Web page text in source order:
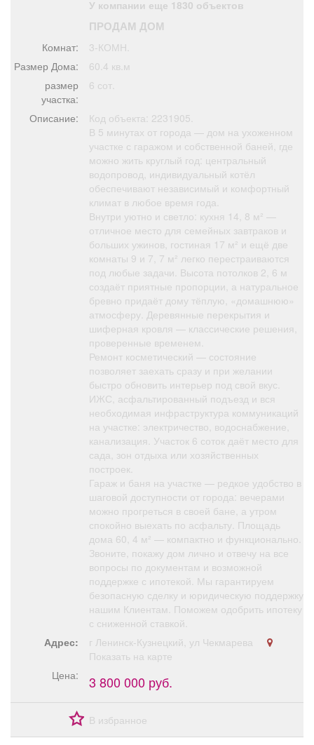
Обучение Проекты
Я - пенсионер
У компании еще 1830 объектов
ПРОДАМ ДОМ
Комнат:
3-КОМН.
Размер Дома:
60.4 кв.м
размер
участка:
6 сот.
Описание:
Код объекта: 2231905.
В 5 минутах от города — дом на ухоженном
участке с гаражом и собственной баней, где
можно жить круглый год: центральный
водопровод, индивидуальный котёл
обеспечивают независимый и комфортный
климат в любое время года.
Внутри уютно и светло: кухня 14, 8 м² —
отличное место для семейных завтраков и
больших ужинов, гостиная 17 м² и ещё две
комнаты 9 и 7, 7 м² легко перестраиваются
под любые задачи. Высота потолков 2, 6 м
создаёт приятные пропорции, а натуральное
бревно придаёт дому тёплую, «домашнюю»
атмосферу. Деревянные перекрытия и
шиферная кровля — классические решения,
проверенные временем.
Ремонт косметический — состояние
позволяет заехать сразу и при желании
быстро обновить интерьер под свой вкус.
ИЖС, асфальтированный подъезд и вся
необходимая инфраструктура коммуникаций
на участке: электричество, водоснабжение,
канализация. Участок 6 соток даёт место для
сада, зон отдыха или хозяйственных
построек.
Гараж и баня на участке — редкое удобство в
шаговой доступности от города: вечерами
можно прогреться в своей бане, а утром
спокойно выехать по асфальту. Площадь
дома 60, 4 м² — компактно и функционально.
Звоните, покажу дом лично и отвечу на все
вопросы по документам и возможной
поддержке с ипотекой. Мы гарантируем
безопасную сделку и юридическую поддержку
нашим Клиентам. Поможем одобрить ипотеку
с сниженной ставкой.
Адрес:
г Ленинск-Кузнецкий, ул Чекмарева
Показать на карте
Цена:
3 800 000 руб.
В избранное